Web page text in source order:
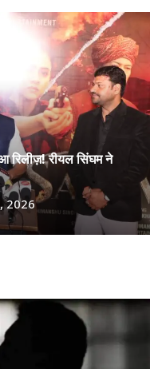
रिलीज़! रीयल सिंघम ने
2026